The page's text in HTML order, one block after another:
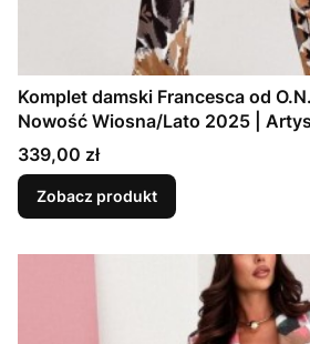
Komplet damski Francesca od
Nowość Wiosna/Lato 2025 |
Polska Marka, Modne Stylizacje
Cena
339,00 zł
Zobacz produkt